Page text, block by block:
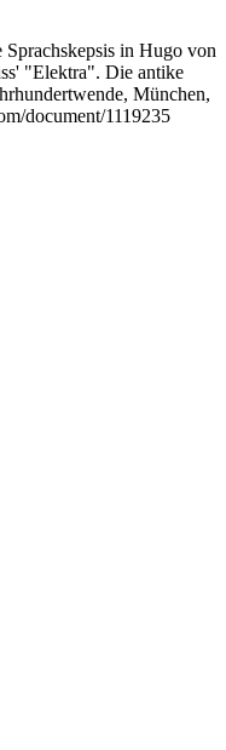
Sprachskepsis in Hugo von
"Elektra". Die antike
München,
document/1119235